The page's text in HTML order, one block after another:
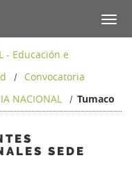
- Educación e
/
Convocatoria
NACIONAL / Tumaco
SEDE